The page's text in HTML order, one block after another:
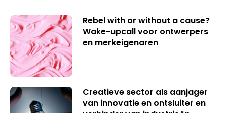
Rebel with or without a cause?
Wake-upcall voor ontwerpers
en merkeigenaren
Creatieve sector als aanjager
van innovatie en ontsluiter en